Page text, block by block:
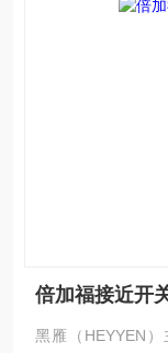
倍加福接近开
黑雁（HEYYEN